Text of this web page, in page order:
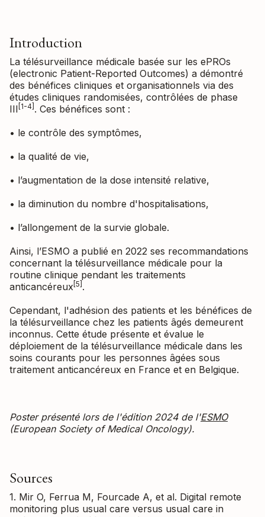
Introduction
La télésurveillance médicale basée sur les ePROs
(electronic Patient-Reported Outcomes) a démontré
des bénéfices cliniques et organisationnels via des
études cliniques randomisées, contrôlées de phase
III [1-4] . Ces bénéfices sont :
• le contrôle des symptômes,
• la qualité de vie,
• l’augmentation de la dose intensité relative,
• la diminution du nombre d'hospitalisations,
• l’allongement de la survie globale.
Ainsi, l’ESMO a publié en 2022 ses recommandations
concernant la télésurveillance médicale pour la
routine clinique pendant les traitements
anticancéreux [5] .
Cependant, l'adhésion des patients et les bénéfices de
la télésurveillance chez les patients âgés demeurent
inconnus. Cette étude présente et évalue le
déploiement de la télésurveillance médicale dans les
soins courants pour les personnes âgées sous
traitement anticancéreux en France et en Belgique.
Poster présenté lors de l'édition 2024 de l'ESMO
(European Society of Medical Oncology).
Sources
1. Mir O, Ferrua M, Fourcade A, et al. Digital remote
monitoring plus usual care versus usual care in